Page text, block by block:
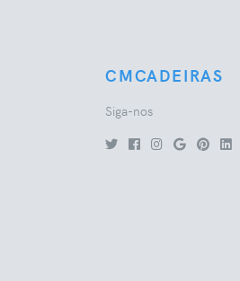
CMCADEIRAS
Siga-nos